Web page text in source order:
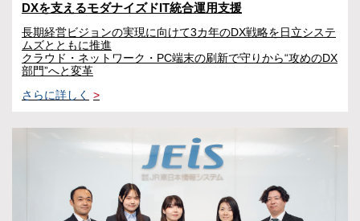
DXを支えるモダナイズドIT統合運用支援
長期経営ビジョンの実現に向けて3カ年のDX戦略を日立システ
ムズとともに推進
クラウド・ネットワーク・PC端末の刷新で守りから“攻めのDX
部門”へと変革
さらに詳しく
>